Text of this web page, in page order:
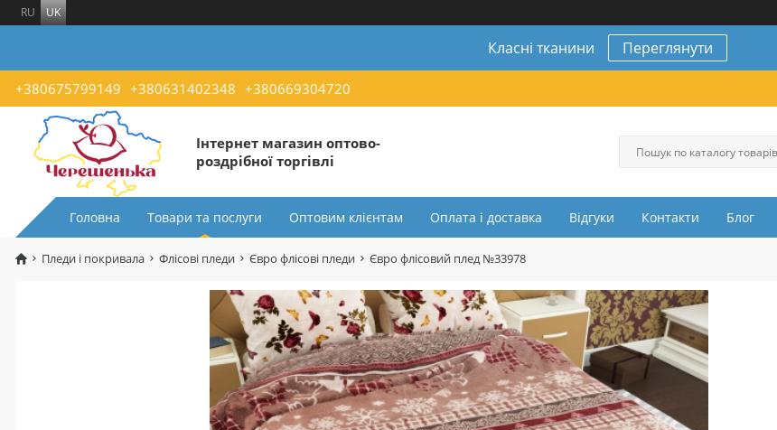
RU UK
Класні тканини Переглянути
+380675799149 +380631402348 +380669304720
Інтернет магазин оптово-
роздрібної торгівлі
Головна Товари та послуги Оптовим клієнтам Оплата і доставка Відгуки Контакти Блог
Пледи і покривала Флісові пледи Євро флісові пледи Євро флісовий плед №33978